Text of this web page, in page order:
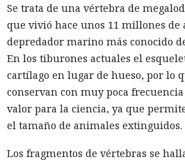
Se trata de una vértebra de
que vivió hace unos 11 millones de
depredador marino más conocido
En los tiburones actuales el
cartílago en lugar de hueso, por lo
conservan con muy poca
valor para la ciencia, ya que
el tamaño de animales extinguidos.
Los fragmentos de vértebras se